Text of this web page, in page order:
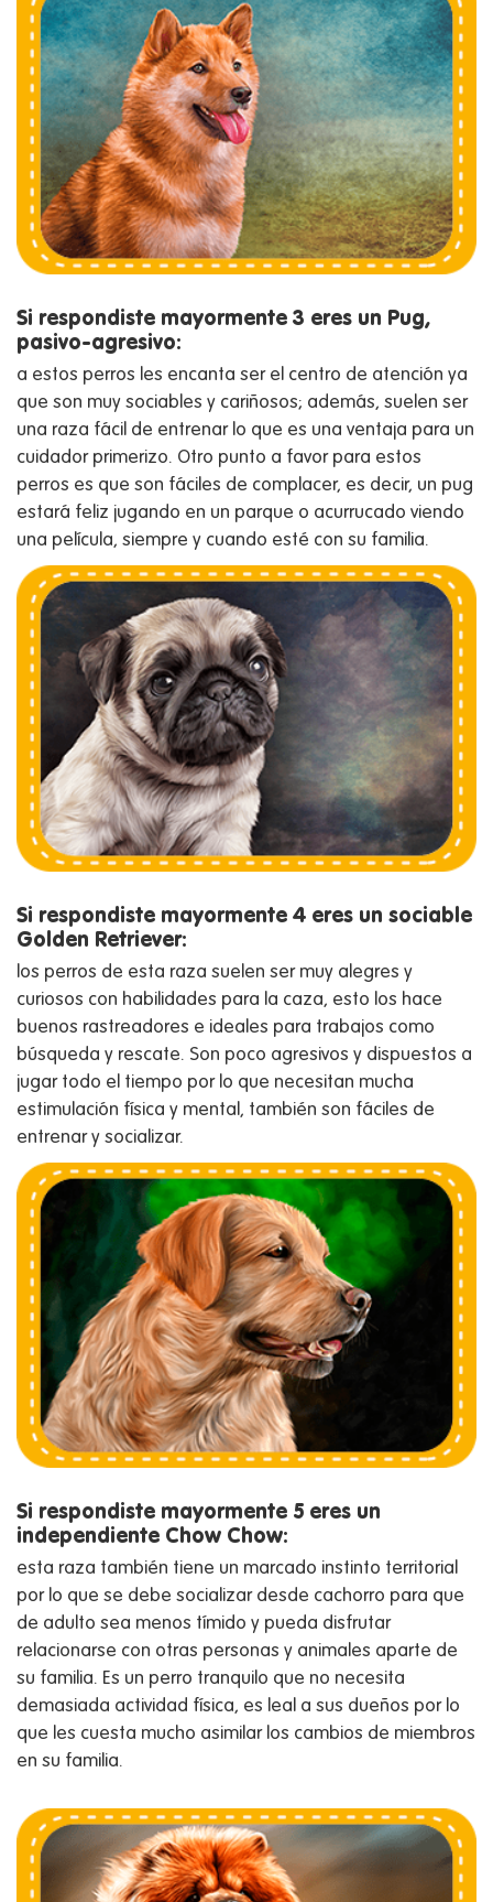
Si respondiste mayormente 3 eres un Pug,
pasivo-agresivo:
a estos perros les encanta ser el centro de atención ya
que son muy sociables y cariñosos; además, suelen ser
una raza fácil de entrenar lo que es una ventaja para un
cuidador primerizo. Otro punto a favor para estos
perros es que son fáciles de complacer, es decir, un pug
estará feliz jugando en un parque o acurrucado viendo
una película, siempre y cuando esté con su familia.
Si respondiste mayormente 4 eres un sociable
Golden Retriever:
los perros de esta raza suelen ser muy alegres y
curiosos con habilidades para la caza, esto los hace
buenos rastreadores e ideales para trabajos como
búsqueda y rescate. Son poco agresivos y dispuestos a
jugar todo el tiempo por lo que necesitan mucha
estimulación física y mental, también son fáciles de
entrenar y socializar.
Si respondiste mayormente 5 eres un
independiente Chow Chow:
esta raza también tiene un marcado instinto territorial
por lo que se debe socializar desde cachorro para que
de adulto sea menos tímido y pueda disfrutar
relacionarse con otras personas y animales aparte de
su familia. Es un perro tranquilo que no necesita
demasiada actividad física, es leal a sus dueños por lo
que les cuesta mucho asimilar los cambios de miembros
en su familia.